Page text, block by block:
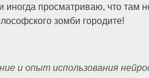
иногда просматриваю, что там
зомби городите!
и опыт использования